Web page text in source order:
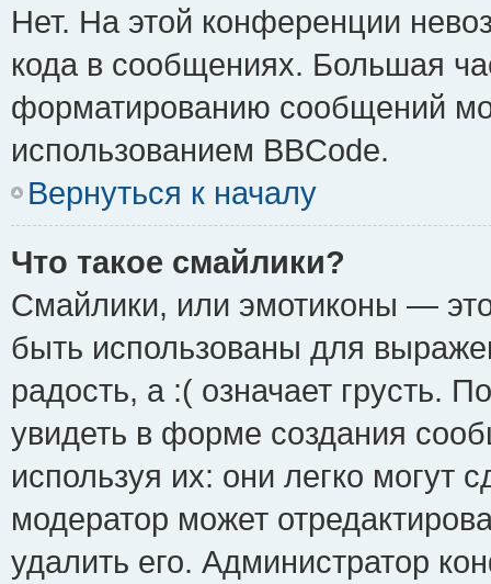
Нет. На этой конференции
кода в сообщениях. Большая
форматированию сообщений
использованием BBCode.
Вернуться к началу
Что такое смайлики?
Смайлики, или эмотиконы —
быть использованы для
радость, а :( означает грусть.
увидеть в форме создания
используя их: они легко могут
модератор может
удалить его. Администратор